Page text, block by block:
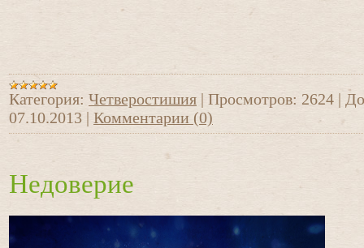
Категория: Четверостишия | Просмотров: 2624 |
07.10.2013 | Комментарии (0)
Недоверие